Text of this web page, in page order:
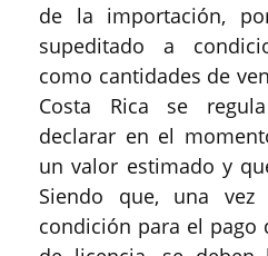
de la importación,
supeditado a
como cantidades de
Costa Rica se
declarar en el
un valor estimado y
Siendo que, una
condición para el pago